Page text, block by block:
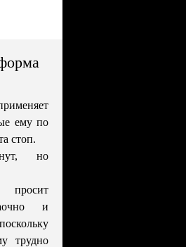
ему по
стоп.
но
и
трудно